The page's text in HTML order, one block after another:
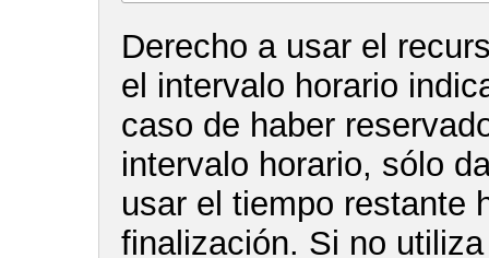
Derecho a usar el
el intervalo horario
caso de haber
intervalo horario, sólo
usar el tiempo restante
finalización. Si no